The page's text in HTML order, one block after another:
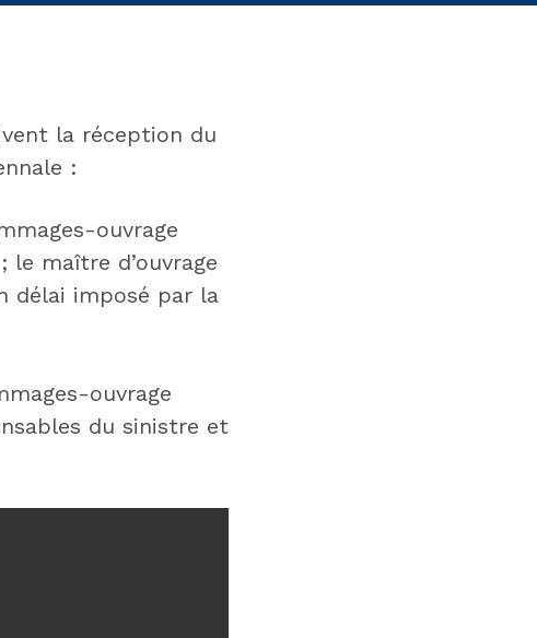
la réception du
:
ouvrage
maître d’ouvrage
délai imposé par la
ouvrage
du sinistre et